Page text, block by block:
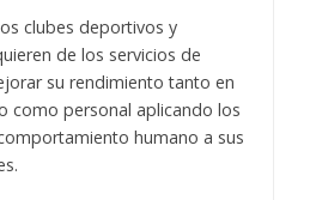
clubes deportivos y
de los servicios de
su rendimiento tanto en
como personal aplicando los
humano a sus